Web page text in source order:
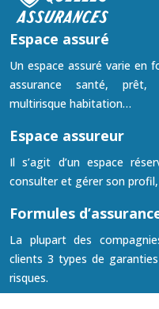
Espace assuré
Un espace assuré varie en
assurance santé, prêt,
multirisque habitation…
Espace assureur
Il s’agit d’un espace
consulter et gérer son
Formules
La plupart des
clients 3 types de
risques.